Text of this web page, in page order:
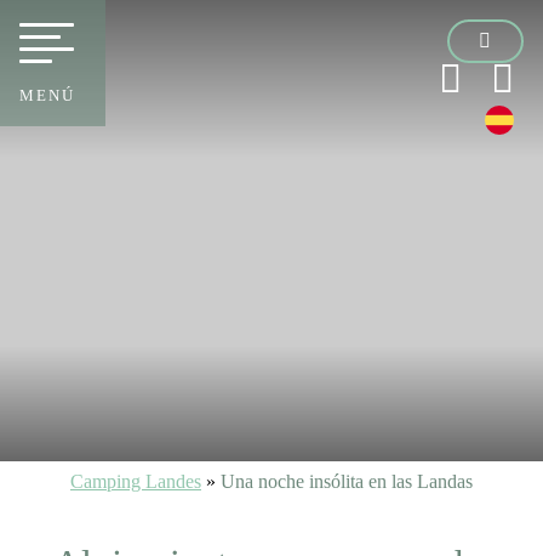
MENÚ
Camping Landes » Una noche insólita en las Landas